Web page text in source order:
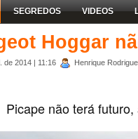
SEGREDOS VIDEOS
Hoggar
de 2014 | 11:16 Henrique
Picape não terá